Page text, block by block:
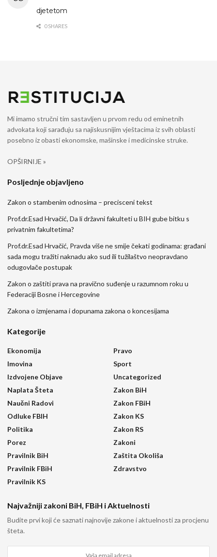
djetetom
0 SHARES
Mi imamo stručni tim sastavljen u prvom redu od eminetnih
advokata koji sarađuju sa najiskusnijim vještacima iz svih oblasti
posebno iz obasti ekonomske, mašinske i medicinske struke.
OPŠIRNIJE »
Posljednje objavljeno
Zakon o stambenim odnosima – precisceni tekst
Prof.dr.Esad Hrvačić, Da li državni fakulteti u BIH gube bitku s
privatnim fakultetima?
Prof.dr.Esad Hrvačić, Pravda više ne smije čekati godinama: građani
sada mogu tražiti naknadu ako sud ili tužilaštvo neopravdano
odugovlače postupak
Zakon o zaštiti prava na pravično suđenje u razumnom roku u
Federaciji Bosne i Hercegovine
Zakona o izmjenama i dopunama zakona o koncesijama
Kategorije
Ekonomija
Imovina
Izdvojene Objave
Naplata Šteta
Naučni Radovi
Odluke FBIH
Politika
Porez
Pravilnik BiH
Pravilnik FBiH
Pravilnik KS
Pravo
Sport
Uncategorized
Zakon BiH
Zakon FBiH
Zakon KS
Zakon RS
Zakoni
Zaštita Okoliša
Zdravstvo
Najvažniji zakoni BiH, FBiH i Aktuelnosti
Budite prvi koji će saznati najnovije zakone i aktuelnosti za procjenu
šteta.